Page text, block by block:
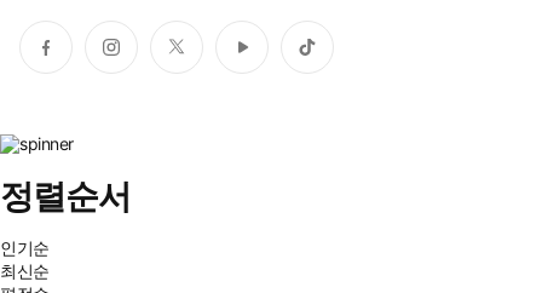
페
이
인
스
트
위
유
튜
틱
톡
정렬순서
인기순
최신순